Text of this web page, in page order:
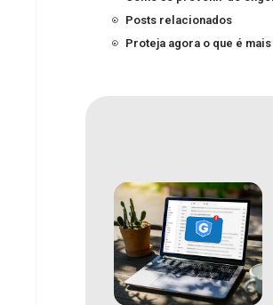
Posts relacionados
Proteja agora o que é